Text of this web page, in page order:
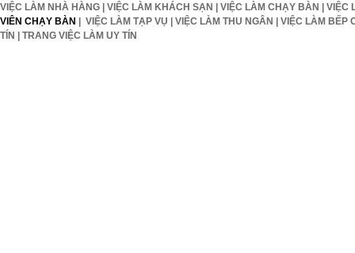
VIỆC LÀM NHÀ HÀNG | VIỆC LÀM KHÁCH SẠN | VIỆC LÀM CHẠY BÀN | VIỆC
VIÊN CHẠY BÀN | VIỆC LÀM TẠP VỤ | VIỆC LÀM THU NGÂN | VIỆC LÀM BẾP
TÍN | TRANG VIỆC LÀM UY TÍN